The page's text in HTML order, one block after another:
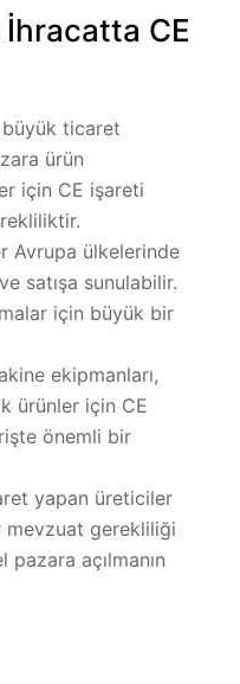
İhracatta CE
büyük ticaret
ürün
için CE işareti
Avrupa ülkelerinde
satışa sunulabilir.
için büyük bir
ekipmanları,
ürünler için CE
önemli bir
yapan üreticiler
mevzuat gerekliliği
pazara açılmanın